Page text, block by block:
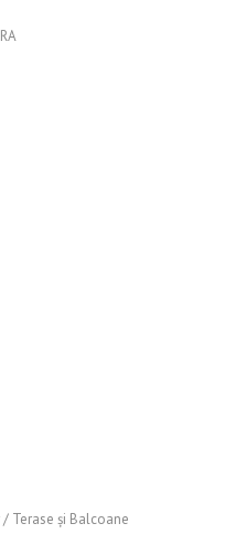
Terase și Balcoane